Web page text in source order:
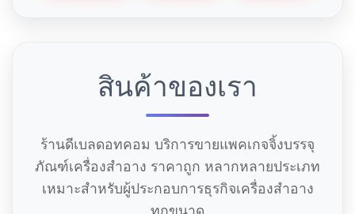
สินค้าของเรา
ร้านดีเบลดอทคอม บริการขายแพคเกจจิ้งบรรจุ
ภัณฑ์เครื่องสำอาง ราคาถูก หลากหลายประเภท
เหมาะสำหรับผู้ประกอบการธุรกิจเครื่องสำอาง
ทุกขนาด